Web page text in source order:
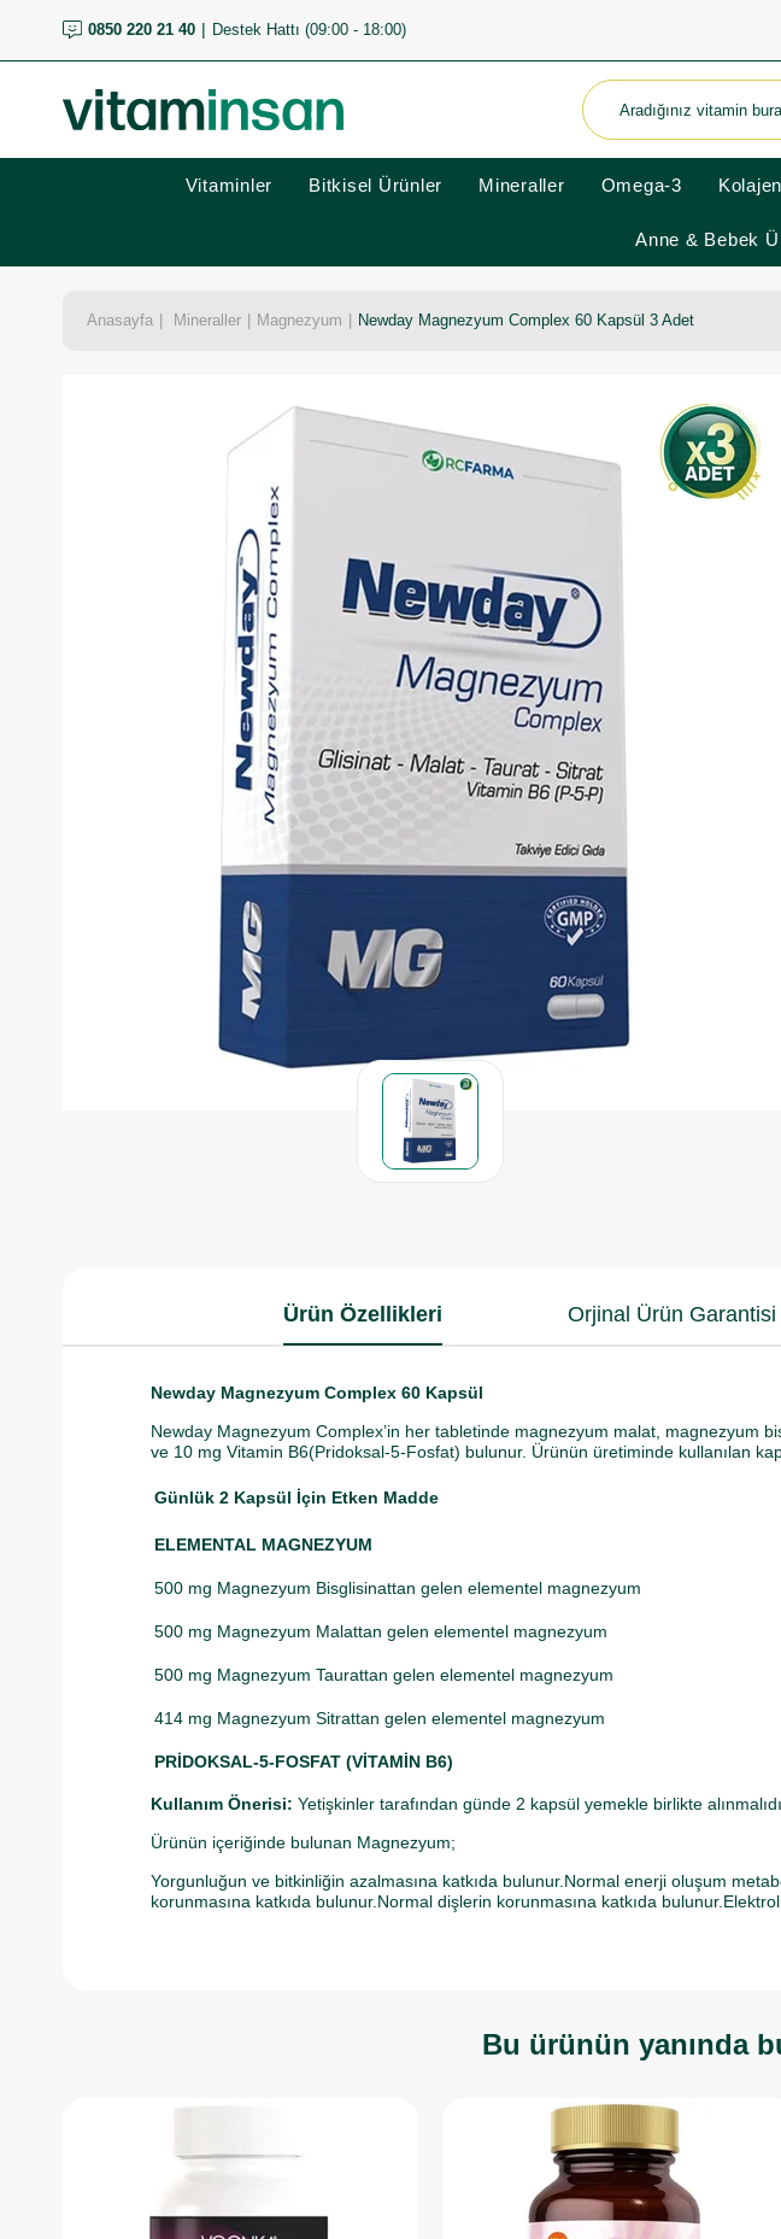
0850 220 21 40 Destek Hattı (09:00 - 18:00)
Vitaminler Bitkisel Ürünler Mineraller Omega-3 Kolajen
Anne & Bebek
Anasayfa Mineraller Magnezyum Newday Magnezyum Complex 60 Kapsül 3 Adet
Ürün Özellikleri Orjinal Ürün Garantisi
Newday Magnezyum Complex 60 Kapsül
Newday Magnezyum Complex’in her tabletinde magnezyum malat,
ve 10 mg Vitamin B6(Pridoksal-5-Fosfat) bulunur. Ürünün üretiminde kullanılan
Günlük 2 Kapsül İçin Etken Madde
ELEMENTAL MAGNEZYUM
500 mg Magnezyum Bisglisinattan gelen elementel magnezyum
500 mg Magnezyum Malattan gelen elementel magnezyum
500 mg Magnezyum Taurattan gelen elementel magnezyum
414 mg Magnezyum Sitrattan gelen elementel magnezyum
PRİDOKSAL-5-FOSFAT (VİTAMİN B6)
Kullanım Önerisi: Yetişkinler tarafından günde 2 kapsül yemekle birlikte
Ürünün içeriğinde bulunan Magnezyum;
Yorgunluğun ve bitkinliğin azalmasına katkıda bulunur.Normal enerji oluşum
korunmasına katkıda bulunur.Normal dişlerin korunmasına katkıda
Bu ürünün yanında